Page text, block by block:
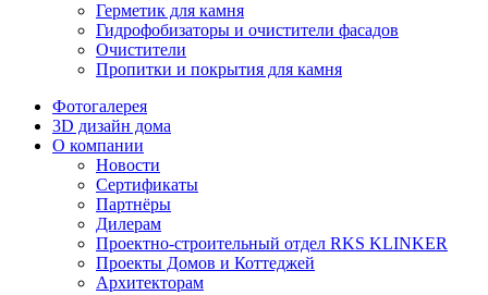
Герметик для камня
Гидрофобизаторы и очистители фасадов
Очистители
Пропитки и покрытия для камня
Фотогалерея
3D дизайн дома
О компании
Новости
Сертификаты
Партнёры
Дилерам
Проектно-строительный отдел RKS KLINKER
Проекты Домов и Коттеджей
Архитекторам